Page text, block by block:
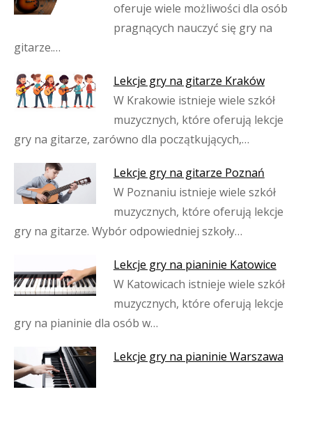
oferuje wiele możliwości dla osób
pragnących nauczyć się gry na
gitarze.…
Lekcje gry na gitarze Kraków
W Krakowie istnieje wiele szkół
muzycznych, które oferują lekcje
gry na gitarze, zarówno dla początkujących,…
Lekcje gry na gitarze Poznań
W Poznaniu istnieje wiele szkół
muzycznych, które oferują lekcje
gry na gitarze. Wybór odpowiedniej szkoły…
Lekcje gry na pianinie Katowice
W Katowicach istnieje wiele szkół
muzycznych, które oferują lekcje
gry na pianinie dla osób w…
Lekcje gry na pianinie Warszawa